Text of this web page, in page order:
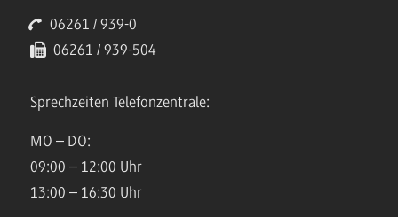
06261 / 939-0
06261 / 939-504
Sprechzeiten Telefonzentrale:
MO – DO:
09:00 – 12:00 Uhr
13:00 – 16:30 Uhr